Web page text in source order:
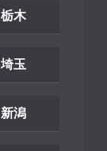
栃木
埼玉
新潟